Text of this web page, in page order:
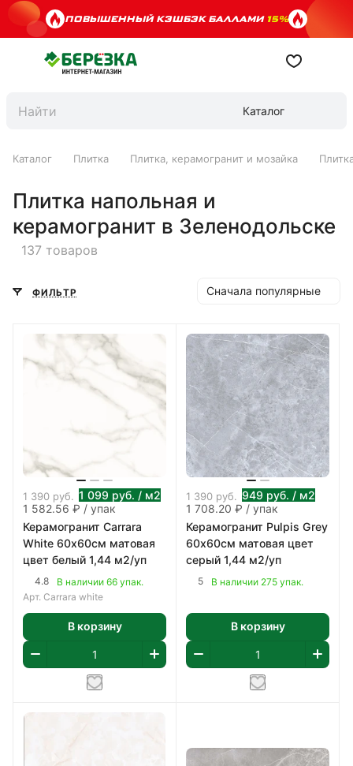
ПОВЫШЕННЫЙ КЭШБЭК БАЛЛАМИ15%
Каталог
Каталог Плитка Плитка, керамогранит и мозайка
Плитка напольная и
керамогранит в Зеленодольске
137 товаров
ФИЛЬТР Сначала популярные
1 390 руб. 1 099 руб. / м2
1 582.56 ₽ / упак
Керамогранит Carrara
White 60х60см матовая
цвет белый 1,44 м2/уп
4.8
В наличии 66 упак.
Арт. Carrara white
В корзину
1 390 руб. 949 руб. / м2
1 708.20 ₽ / упак
Керамогранит Pulpis Grey
60х60см матовая цвет
серый 1,44 м2/уп
5 В наличии 275 упак.
В корзину